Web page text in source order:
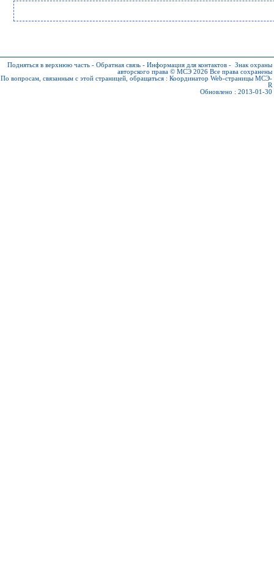
Подняться в верхнюю часть - Обратная связь - Информация для контактов - Знак охраны
авторского права © МСЭ 2026 Все права сохранены
По вопросам, связанным с этой страницей, обращаться : Координатор Web-страницы МСЭ-
R
Обновлено : 2013-01-30